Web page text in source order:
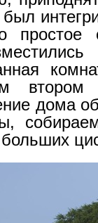
простое
втором
дома